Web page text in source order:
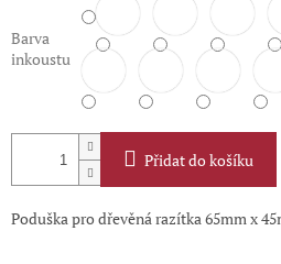
Barva
inkoustu
Přidat do košíku
Poduška pro dřevěná razítka 65mm x